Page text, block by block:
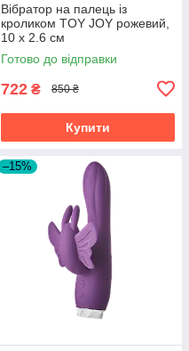
Вібратор на палець із
кроликом TOY JOY рожевий,
10 х 2.6 см
Готово до відправки
722 ₴ 850 ₴
Купити
–15%